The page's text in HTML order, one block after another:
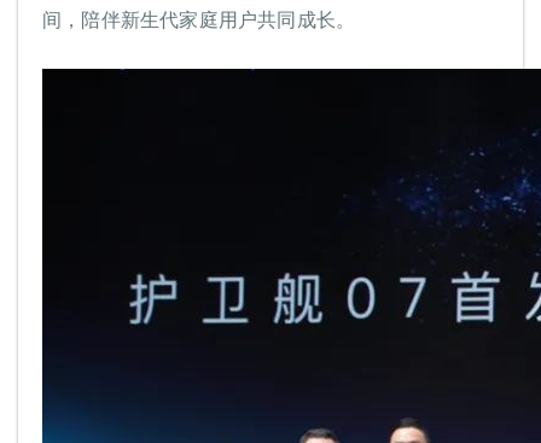
间，陪伴新生代家庭用户共同成长。